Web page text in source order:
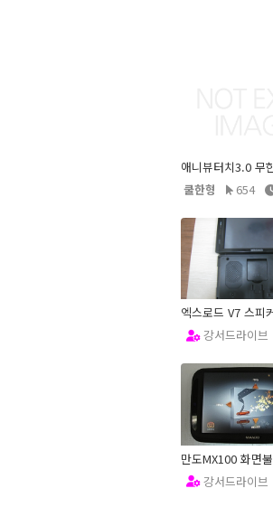
애니뷰터치3.0 무
쿨한형
654
엑스로드 V7 스피
강서드라이브
강서드라이브